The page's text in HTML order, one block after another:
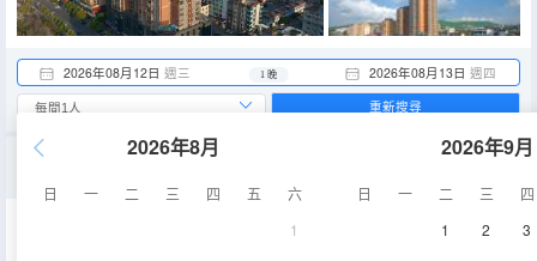
2026年08月12日 週三 2026年08月13日 週四
1 晚
2026年8月
日 一 二 三 四 五
六
1
2026年9月
日 一 二 三
四
1
2 3
重新搜尋
20-25㎡ 空調